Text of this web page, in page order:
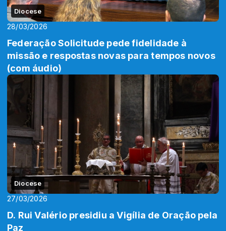
Diocese
28/03/2026
Federação Solicitude pede fidelidade à
missão e respostas novas para tempos novos
(com áudio)
Diocese
27/03/2026
D. Rui Valério presidiu a Vigília de Oração pela
Paz